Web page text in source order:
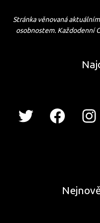
Stránka věnovaná
osobnostem. Každodenní